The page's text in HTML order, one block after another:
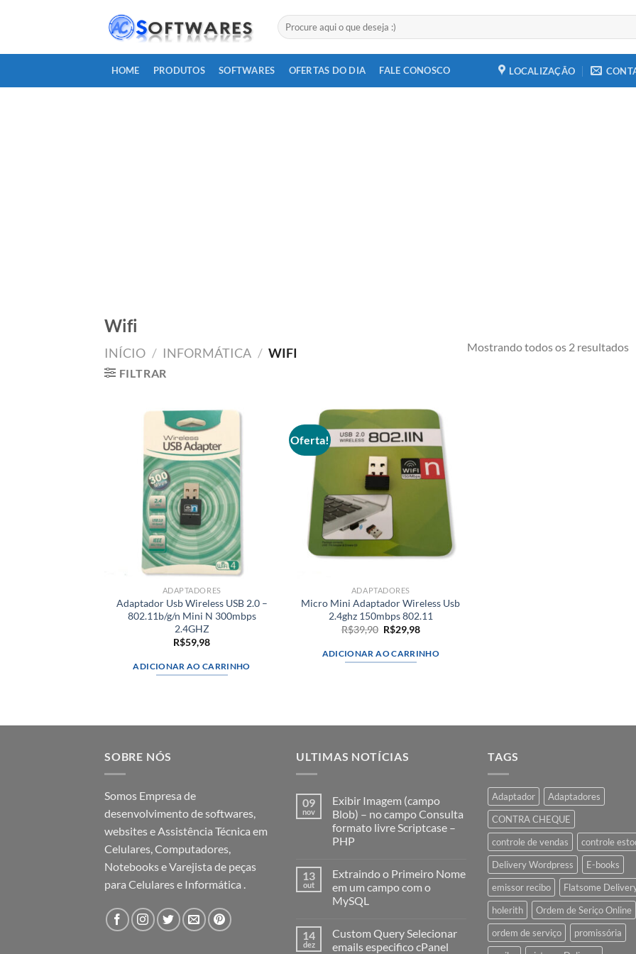
Pesquisar
por:
HOME PRODUTOS SOFTWARES OFERTAS DO DIA FALE CONOSCO LOCALIZAÇÃO
Wifi
INÍCIO / INFORMÁTICA / WIFI
FILTRAR
Mostrando todos os 2 resultados
aos meus
desejos
ADAPTADORES
Adaptador Usb Wireless USB 2.0 –
802.11b/g/n Mini N 300mbps
2.4GHZ
R$59,98
ADICIONAR AO CARRINHO
Oferta!
Adicionar
aos meus
desejos
ADAPTADORES
Micro Mini Adaptador Wireless Usb
2.4ghz 150mbps 802.11
R$39,90 O
preço
original
era:
R$29,98O
atual
é:
ADICIONAR AO CARRINHO
SOBRE NÓS
Somos Empresa de
desenvolvimento de softwares,
websites e Assistência Técnica em
Celulares, Computadores,
Notebooks e Varejista de peças
para Celulares e Informática .
ULTIMAS NOTÍCIAS
09
nov
Exibir Imagem (campo
Blob) – no campo Consulta
formato livre Scriptcase –
PHP
13
out
Extraindo o Primeiro Nome
em um campo com o
MySQL
14
dez
Custom Query Selecionar
emails especifico cPanel
TAGS
Adaptador
Adaptadores
CONTRA CHEQUE
controle de vendas
controle
Delivery Wordpress
E-books
emissor recibo
Flatsome
holerith
Ordem de Seriço Online
ordem de serviço
promissória